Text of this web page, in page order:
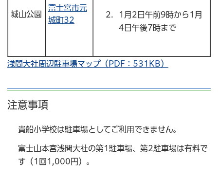
城山公園
富士宮市元
城町32
1月2日午前9時から1月
4日午後7時まで
浅間大社周辺駐車場マップ（PDF：531KB）
注意事項
貴船小学校は駐車場としてご利用できません。
富士山本宮浅間大社の第1駐車場、第2駐車場は有料で
す（1回1,000円）。